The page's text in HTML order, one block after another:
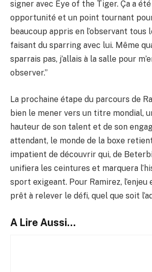
signer avec Eye of the Tiger. Ça a
opportunité et un point tournant pour
beaucoup appris en l’observant tous
faisant du sparring avec lui. Même
sparrais pas, j’allais à la salle pour
observer.”
La prochaine étape du parcours de
bien le mener vers un titre mondial,
hauteur de son talent et de son
attendant, le monde de la boxe
impatient de découvrir qui, de
unifiera les ceintures et marquera
sport exigeant. Pour Ramirez,
prêt à relever le défi, quel que soit
A Lire Aussi...